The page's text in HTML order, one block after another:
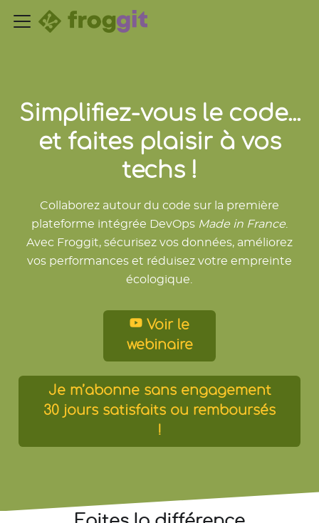
Simplifiez-vous le code...
et faites plaisir à vos
techs !
Collaborez autour du code sur la première
plateforme intégrée DevOps Made in France.
Avec Froggit, sécurisez vos données, améliorez
vos performances et réduisez votre empreinte
écologique.
Voir le
webinaire
Je m’abonne sans engagement
30 jours satisfaits ou remboursés
!